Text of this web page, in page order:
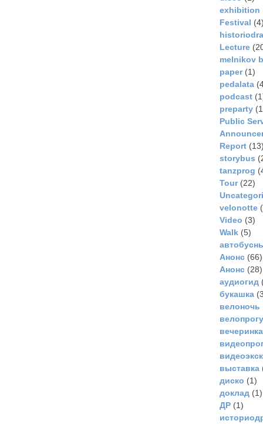
exhibition
Festival
Lecture
melnikov
paper(1)
pedalata
podcast
preparty
Public
Report
storybus
tanzprog
Tour(22)
velonotte
Video (3)
Walk (5)
Анонс (66)
Анонс (28)
аудиогид
букашка
велоночь
вечеринка
выставка
диско (1)
доклад (1)
ДР (1)